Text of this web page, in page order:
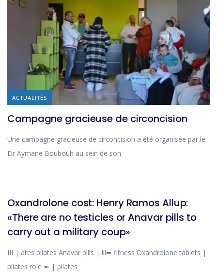
ACTUALITÉS
Campagne gracieuse de circoncision
Une campagne gracieuse de circoncision a été organisée par le
Dr Aymane Boubouh au sein de son
Oxandrolone cost: Henry Ramos Allup:
«There are no testicles or Anavar pills to
carry out a military coup»
III | ates pilates Anavar pills | iii➥ fitness Oxandrolone tablets |
pilates role ➽ | pilates